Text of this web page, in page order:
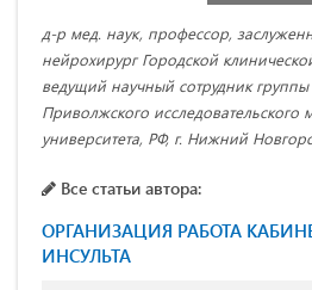
д-р мед. наук, профессор,
нейрохирург Городской
ведущий научный сотрудник
Приволжского исследовательского
университета, РФ, г. Нижний
Все статьи автора:
ОРГАНИЗАЦИЯ РАБОТА
ИНСУЛЬТА